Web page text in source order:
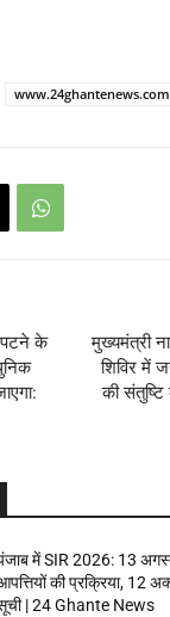
www.24ghantenews.com
के
मुख्यमंत्री
शिविर में
की
में SIR 2026: 13
की प्रक्रिया, 12
| 24 Ghante News